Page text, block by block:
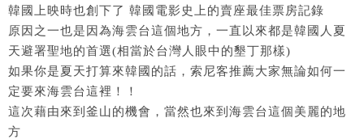
韓國上映時也創下了 韓國電影史上的賣座最佳票房記錄
原因之一也是因為海雲台這個地方，一直以來都是韓國人夏
天避署聖地的首選(相當於台灣人眼中的墾丁那樣)
如果你是夏天打算來韓國的話，索尼客推薦大家無論如何一
定要來海雲台這裡！！
這次藉由來到釜山的機會，當然也來到海雲台這個美麗的地
方